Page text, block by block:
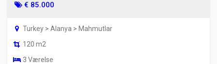
€ 85.000
Turkey > Alanya > Mahmutlar
120 m2
3 Værelse